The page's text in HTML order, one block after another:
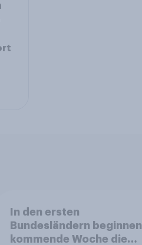
In den ersten
Bundesländern beginnen
kommende Woche die